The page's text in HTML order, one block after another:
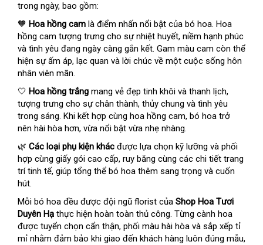
trong ngày, bao gồm:
🧡 Hoa hồng cam là điểm nhấn nổi bật của bó hoa. Hoa
hồng cam tượng trưng cho sự nhiệt huyết, niềm hạnh phúc
và tình yêu đang ngày càng gắn kết. Gam màu cam còn thể
hiện sự ấm áp, lạc quan và lời chúc về một cuộc sống hôn
nhân viên mãn.
🤍 Hoa hồng trắng mang vẻ đẹp tinh khôi và thanh lịch,
tượng trưng cho sự chân thành, thủy chung và tình yêu
trong sáng. Khi kết hợp cùng hoa hồng cam, bó hoa trở
nên hài hòa hơn, vừa nổi bật vừa nhẹ nhàng.
🌿 Các loại phụ kiện khác được lựa chọn kỹ lưỡng và phối
hợp cùng giấy gói cao cấp, ruy băng cùng các chi tiết trang
trí tinh tế, giúp tổng thể bó hoa thêm sang trọng và cuốn
hút.
Mỗi bó hoa đều được đội ngũ florist của Shop Hoa Tươi
Duyên Hạ thực hiện hoàn toàn thủ công. Từng cành hoa
được tuyển chọn cẩn thận, phối màu hài hòa và sắp xếp tỉ
mỉ nhằm đảm bảo khi giao đến khách hàng luôn đúng mẫu,